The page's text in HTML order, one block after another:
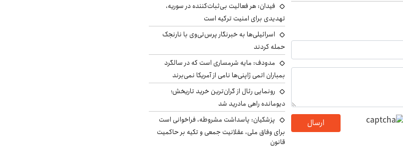
ارسال
فیدان: هر فعالیت بی‌ثبات‌کننده در سوریه،
تهدیدی برای امنیت ترکیه است
اسرائیلی‌ها به خبرنگار پرس‌تی‌وی با نارنجک
حمله کردند
مدودف: مایه شرمساری است که در سالگرد
بمباران اتمی ژاپنی‌ها نامی از آمریکا نمی‌برند
رونمایی رئال از گران‌ترین خرید تاریخش؛
دیومانده راهی مادرید شد
پزشکیان: پاسداشت مشروطه، فراخوانی است
برای وفاق ملی، عقلانیت جمعی و تکیه بر حاکمیت
قانون